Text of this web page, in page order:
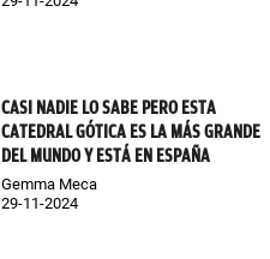
CASI NADIE LO SABE PERO ESTA
CATEDRAL GÓTICA ES LA MÁS GRANDE
DEL MUNDO Y ESTÁ EN ESPAÑA
Gemma Meca
29-11-2024